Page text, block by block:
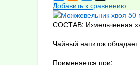
Добавить к сравнению
СОСТАВ: Измельченная
Чайный напиток
Применяется при: